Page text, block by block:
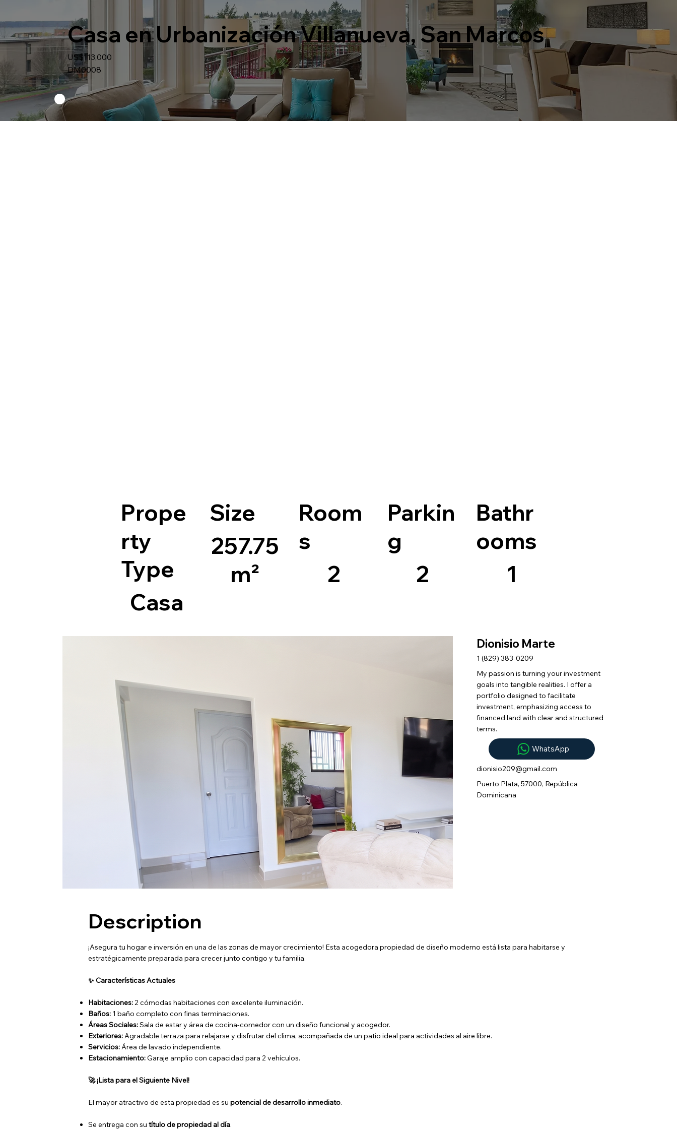
Casa en Urbanización Villanueva, San Marcos
US$113,000
DM0008
Prope
rty
Type
Casa
Size
257.75
m²
Room
s
2
Parkin
g
2
Bathr
ooms
1
Dionisio Marte
1 (829) 383-0209
My passion is turning your investment
goals into tangible realities. I offer a
portfolio designed to facilitate
investment, emphasizing access to
financed land with clear and structured
terms.
WhatsApp
dionisio209@gmail.com
Puerto Plata, 57000, República
Dominicana
Description
¡Asegura tu hogar e inversión en una de las zonas de mayor crecimiento! Esta acogedora propiedad de diseño moderno está lista para habitarse y
estratégicamente preparada para crecer junto contigo y tu familia.
✨ Características Actuales
Habitaciones: 2 cómodas habitaciones con excelente iluminación.
Baños: 1 baño completo con finas terminaciones.
Áreas Sociales:Sala de estar y área de cocina-comedor con un diseño funcional y acogedor.
Exteriores: Agradable terraza para relajarse y disfrutar del clima, acompañada de un patio ideal para actividades al aire libre.
Servicios: Área de lavado independiente.
Estacionamiento:Garaje amplio con capacidad para 2 vehículos.
🚀 ¡Lista para el Siguiente Nivel!
El mayor atractivo de esta propiedad es supotencial de desarrollo inmediato.
Se entrega con sutítulo de propiedad al día.